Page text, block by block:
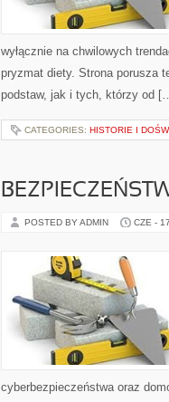
wyłącznie na chwilowych
pryzmat diety. Strona porusza
podstaw, jak i tych, którzy od
CATEGORIES: HISTORIE I
POSTED BY ADMIN CZE -
cyberbezpieczeństwa oraz